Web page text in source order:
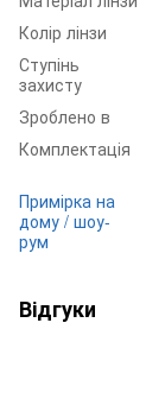
Колір лінзи
Ступінь
захисту
Зроблено в
Комплектація
Примірка на
дому / шоу-
рум
Відгуки